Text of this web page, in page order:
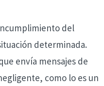
del
determinada.
envía mensajes de
como lo es un